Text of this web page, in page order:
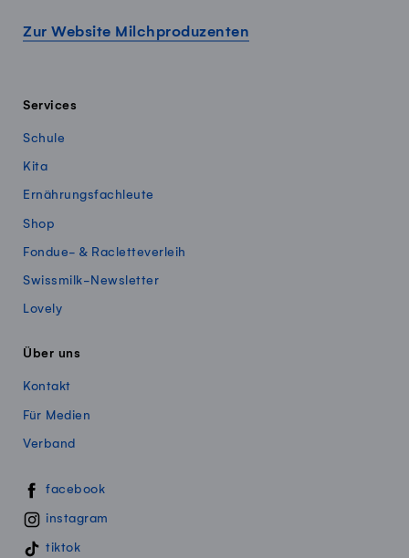
Zur Website Milchproduzenten
Services
Schule
Kita
Ernährungsfachleute
Shop
Fondue- & Racletteverleih
Swissmilk-Newsletter
Lovely
Über uns
Kontakt
Für Medien
Verband
Swissmillk auf Social Media
facebook
instagram
tiktok